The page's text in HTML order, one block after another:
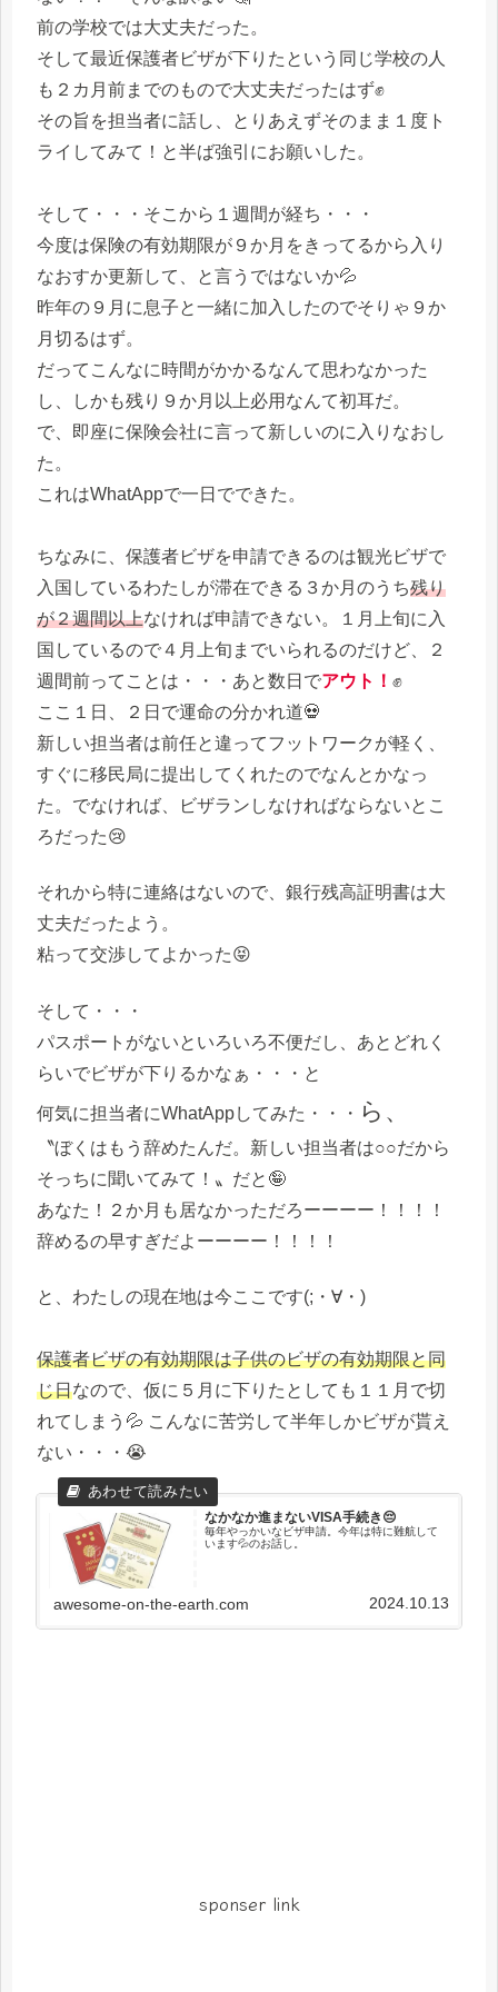
前の学校では大丈夫だった。
そして最近保護者ビザが下りたという同じ学校の人
も２カ月前までのもので大丈夫だったはず✊
その旨を担当者に話し、とりあえずそのまま１度ト
ライしてみて！と半ば強引にお願いした。
そして・・・そこから１週間が経ち・・・
今度は保険の有効期限が９か月をきってるから入り
なおすか更新して、と言うではないか💦
昨年の９月に息子と一緒に加入したのでそりゃ９か
月切るはず。
だってこんなに時間がかかるなんて思わなかった
し、しかも残り９か月以上必用なんて初耳だ。
で、即座に保険会社に言って新しいのに入りなおし
た。
これはWhatAppで一日でできた。
ちなみに、保護者ビザを申請できるのは観光ビザで
入国しているわたしが滞在できる３か月のうち残り
が２週間以上なければ申請できない。１月上旬に入
国しているので４月上旬までいられるのだけど、２
週間前ってことは・・・あと数日でアウト！ ✊
ここ１日、２日で運命の分かれ道💀
新しい担当者は前任と違ってフットワークが軽く、
すぐに移民局に提出してくれたのでなんとかなっ
た。でなければ、ビザランしなければならないとこ
ろだった😢
それから特に連絡はないので、銀行残高証明書は大
丈夫だったよう。
粘って交渉してよかった😝
そして・・・
パスポートがないといろいろ不便だし、あとどれく
らいでビザが下りるかなぁ・・・と
何気に担当者にWhatAppしてみた・・・ ら、
〝ぼくはもう辞めたんだ。新しい担当者は○○だから
そっちに聞いてみて！〟だと🤪
あなた！２か月も居なかっただろーーーー！！！！
辞めるの早すぎだよーーーー！！！！
と、わたしの現在地は今ここです(;・∀・)
保護者ビザの有効期限は子供のビザの有効期限と同
じ日なので、仮に５月に下りたとしても１１月で切
れてしまう💦 こんなに苦労して半年しかビザが貰え
ない・・・😭
なかなか進まないVISA手続き😔
毎年やっかいなビザ申請。今年は特に難航して
います💦のお話し。
awesome-on-the-earth.com 2024.10.13
sponser link